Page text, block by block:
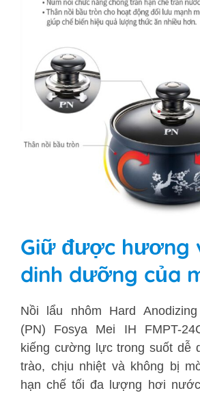
Giữ được hương
dinh dưỡng của
Nồi lẩu nhôm Hard Anodizing
(PN) Fosya Mei IH FMPT-
kiếng cường lực trong suốt dễ
trào, chịu nhiệt và không bị
hạn chế tối đa lượng hơi